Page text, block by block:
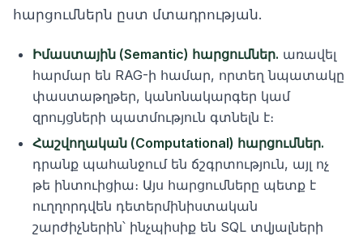
հարցումներն ըստ մտադրության.
Իմաստային (Semantic) հարցումներ. առավել
հարմար են RAG-ի համար, որտեղ նպատակը
փաստաթղթեր, կանոնակարգեր կամ
զրույցների պատմություն գտնելն է։
Հաշվողական (Computational) հարցումներ.
դրանք պահանջում են ճշգրտություն, այլ ոչ
թե ինտուիցիա։ Այս հարցումները պետք է
ուղղորդվեն դետերմինիստական
շարժիչներին՝ ինչպիսիք են SQL տվյալների